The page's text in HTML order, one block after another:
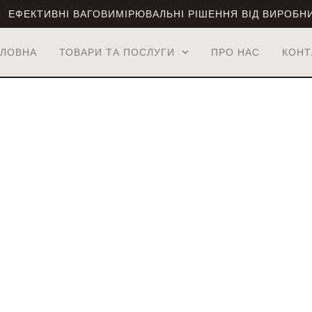
ЕФЕКТИВНІ ВАГОВИМІРЮВАЛЬНІ РІШЕННЯ ВІД
ТОВАРИ ТА ПОСЛУГИ ПРО НАС